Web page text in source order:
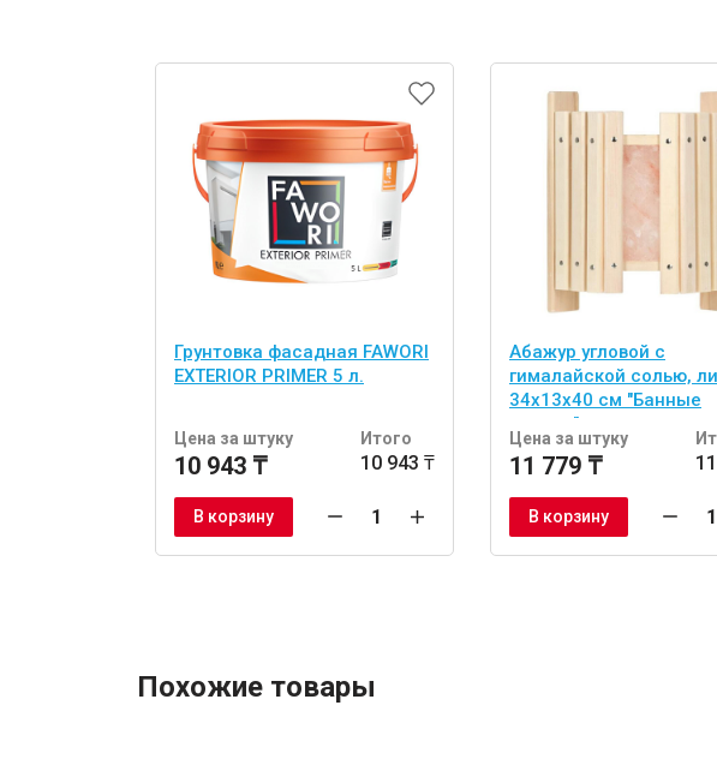
Грунтовка фасадная FAWORI
EXTERIOR PRIMER 5 л.
Цена за штуку
10 943 ₸
Итого
10 943 ₸
В корзину
Абажур угловой с
гималайской солью,
34х13х40 см "Банные
штучки"
Цена за штуку
11 779 ₸
В корзину
Похожие товары